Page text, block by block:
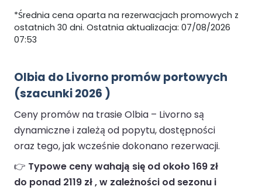
*Średnia cena oparta na rezerwacjach promowych z
ostatnich 30 dni. Ostatnia aktualizacja: 07/08/2026
07:53
Olbia do Livorno promów portowych
(szacunki 2026 )
Ceny promów na trasie Olbia – Livorno są
dynamiczne i zależą od popytu, dostępności
oraz tego, jak wcześnie dokonano rezerwacji.
👉 Typowe ceny wahają się od około 169 zł
do ponad 2119 zł , w zależności od sezonu i